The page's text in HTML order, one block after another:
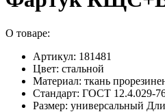
О товаре:
Артикул: 181481
Цвет: стальной
Материал: ткань
Стандарт: ГОСТ 12.4.029-
Размер: универсальный